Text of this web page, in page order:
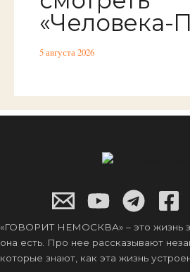
«Человека-
5 августа 2026
«ГОВОРИТ НЕМОСКВА» – это жизнь
она есть. Про нее рассказывают
которые знают, как эта жизнь